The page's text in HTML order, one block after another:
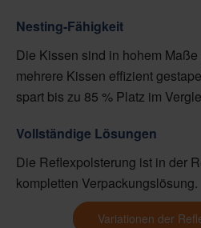
Nesting-Fähigkeit
Die Kissen sind in hohem Maße
mehrere Kissen effizient
spart bis zu 85 % Platz im
Vollständige Lösungen
Die Reflexpolsterung ist in der
kompletten Verpackungslösung.
Variationen der